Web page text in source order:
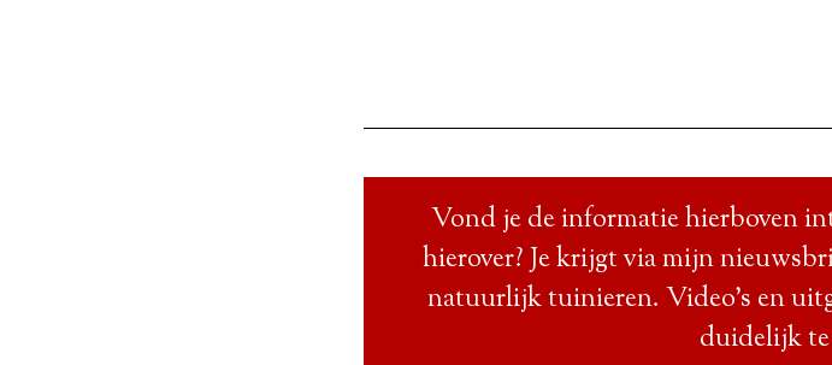
Vond je de informatie hierboven
hierover? Je krijgt via mijn
natuurlijk tuinieren. Video’s en
duidelijk